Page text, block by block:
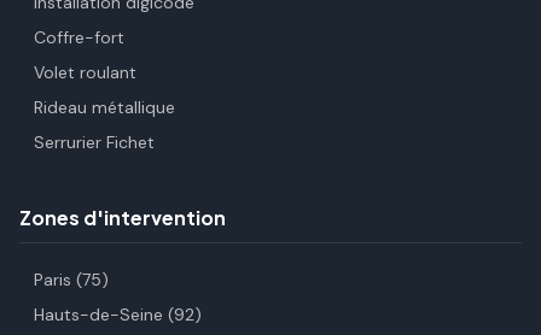
Coffre-fort
Volet roulant
Rideau métallique
Serrurier Fichet
Zones d'intervention
Paris (75)
Hauts-de-Seine (92)